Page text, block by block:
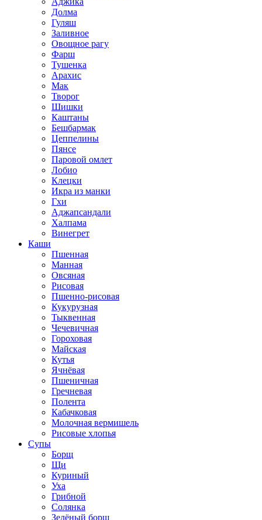
Долма
Гуляш
Заливное
Овощное рагу
Фарш
Тушенка
Арахис
Мак
Творог
Шишки
Каштаны
Бешбармак
Цеппелины
Пянсе
Паровой омлет
Лобио
Клецки
Икра из манки
Гхи
Аджапсандали
Халпама
Винегрет
Каши
Пшенная
Манная
Овсяная
Рисовая
Пшенно-рисовая
Кукурузная
Тыквенная
Чечевичная
Гороховая
Майская
Кутья
Ячнёвая
Пшеничная
Гречневая
Полента
Кабачковая
Молочная вермишель
Рисовые хлопья
Супы
Борщ
Щи
Куриный
Уха
Грибной
Солянка
Зелёный борщ